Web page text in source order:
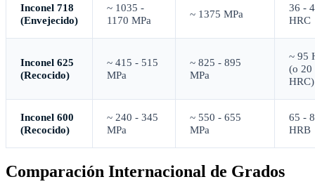
Inconel 718
(Envejecido)
~ 1035 -
1170 MPa
~ 1375 MPa
36 -
HRC
Inconel 625
(Recocido)
~ 415 - 515
MPa
~ 825 - 895
MPa
~ 95
(o 20
HRC)
Inconel 600
(Recocido)
~ 240 - 345
MPa
~ 550 - 655
MPa
65 -
HRB
Comparación Internacional de Grados